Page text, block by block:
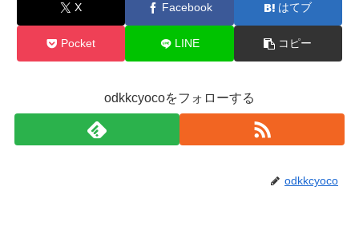
X Facebook はてブ
Pocket LINE コピー
odkkcyocoをフォローする
odkkcyoco